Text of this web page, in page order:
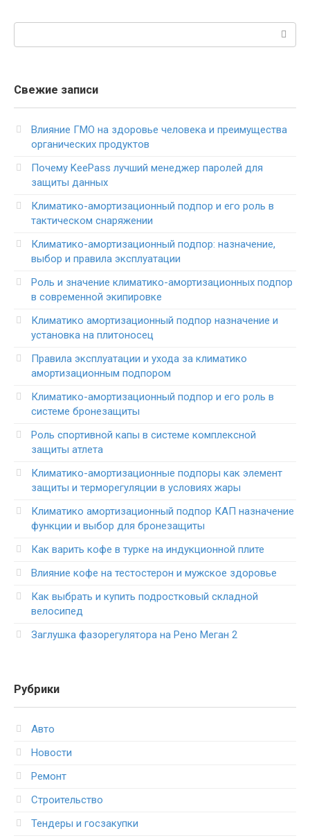
Свежие записи
Влияние ГМО на здоровье человека и преимущества
органических продуктов
Почему KeePass лучший менеджер паролей для
защиты данных
Климатико-амортизационный подпор и его роль в
тактическом снаряжении
Климатико-амортизационный подпор: назначение,
выбор и правила эксплуатации
Роль и значение климатико-амортизационных подпор
в современной экипировке
Климатико амортизационный подпор назначение и
установка на плитоносец
Правила эксплуатации и ухода за климатико
амортизационным подпором
Климатико-амортизационный подпор и его роль в
системе бронезащиты
Роль спортивной капы в системе комплексной
защиты атлета
Климатико-амортизационные подпоры как элемент
защиты и терморегуляции в условиях жары
Климатико амортизационный подпор КАП назначение
функции и выбор для бронезащиты
Как варить кофе в турке на индукционной плите
Влияние кофе на тестостерон и мужское здоровье
Как выбрать и купить подростковый складной
велосипед
Заглушка фазорегулятора на Рено Меган 2
Рубрики
Авто
Новости
Ремонт
Строительство
Тендеры и госзакупки